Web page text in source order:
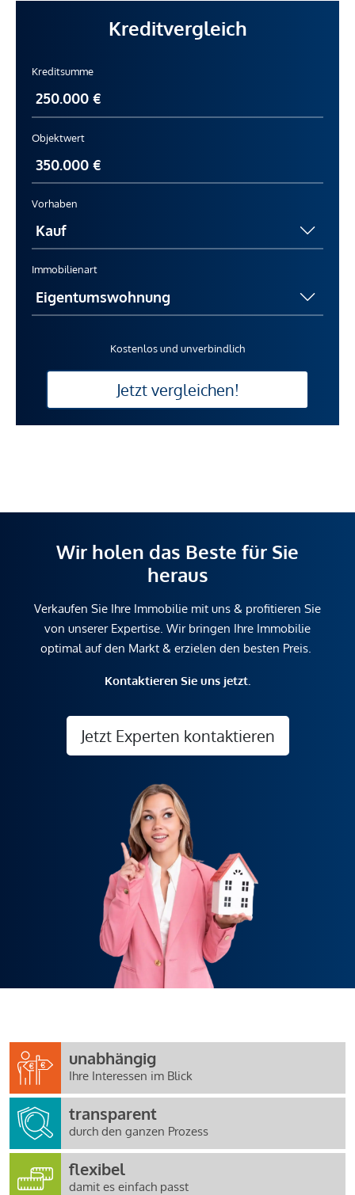
Kreditvergleich
Kreditsumme
Objektwert
Vorhaben
Immobilienart
Kostenlos und unverbindlich
Jetzt vergleichen!
Wir holen das Beste für Sie
heraus
Verkaufen Sie Ihre Immobilie mit uns & profitieren Sie
von unserer Expertise. Wir bringen Ihre Immobilie
optimal auf den Markt & erzielen den besten Preis.
Kontaktieren Sie uns jetzt.
Jetzt Experten kontaktieren
unabhängig
Ihre Interessen im Blick
transparent
durch den ganzen Prozess
flexibel
damit es einfach passt